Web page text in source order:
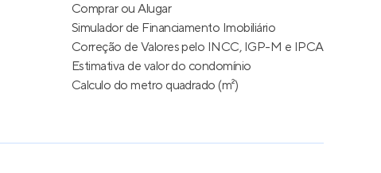
Comprar ou Alugar
Simulador de Financiamento Imobiliário
Correção de Valores pelo INCC, IGP-M e IPCA
Estimativa de valor do condomínio
Calculo do metro quadrado (m²)